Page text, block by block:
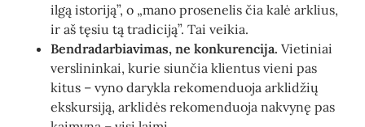
ilgą istoriją”, o „mano prosenelis čia kalė arklius,
ir aš tęsiu tą tradiciją”. Tai veikia.
Bendradarbiavimas, ne konkurencija. Vietiniai
verslininkai, kurie siunčia klientus vieni pas
kitus – vyno darykla rekomenduoja arklidžių
ekskursiją, arklidės rekomenduoja nakvynę pas